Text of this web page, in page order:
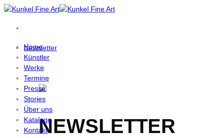
Zum
springen
Newsletter
NEWSLETTER
Home
Künstler
Werke
Termine
Presse
Stories
Über uns
Kataloge
Kontakt